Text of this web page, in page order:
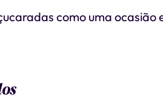
como uma ocasião